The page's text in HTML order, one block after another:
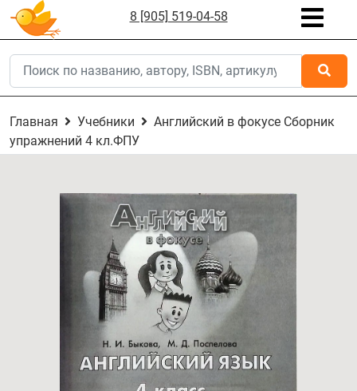
8 [905] 519-04-58
Главная Учебники
Английский в фокусе Сборник
упражнений 4 кл.ФПУ